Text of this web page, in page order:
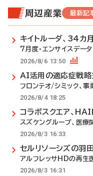
周辺産業 最新記
キイトルーダ、34カ
7月度・エンサイスデータ
2026/8/6 13:50
AI活用の適応症戦略
フロンテオ/シミック、事
2026/8/4 18:25
コラボスクエア、
スズケングループ、医
2026/8/3 16:33
セルリソーシズの羽
アルフレッサHDの再生
2026/8/3 16:31